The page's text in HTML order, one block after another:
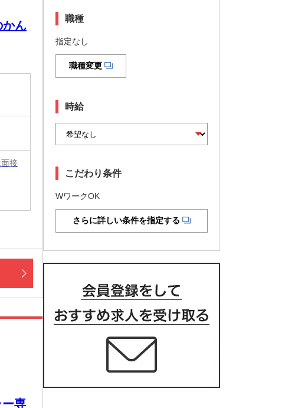
かん
接
専
職種
指定なし
職種変更
時給
こだわり条件
WワークOK
さらに詳しい条件を指定する